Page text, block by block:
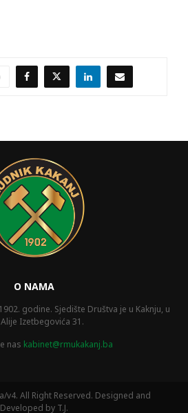
O NAMA
godine. Sjedište Društva je u Kaknju, u
Izetbegovića 31.
nas kabinet@rmukakanj.ba
v4. All Right Reserved. Designed and
Developed by T.J.